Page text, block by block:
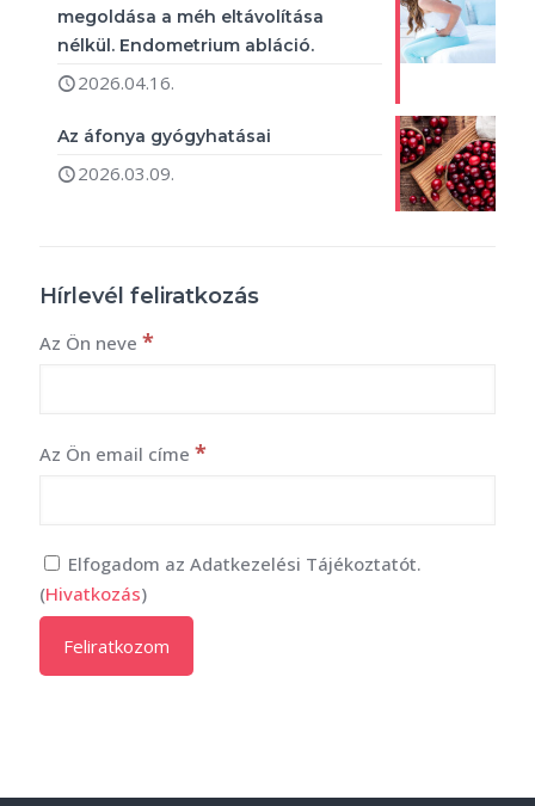
megoldása a méh eltávolítása
nélkül. Endometrium abláció.
2026.04.16.
Az áfonya gyógyhatásai
2026.03.09.
Hírlevél feliratkozás
Az Ön neve *
Az Ön email címe *
Elfogadom az Adatkezelési Tájékoztatót.
(Hivatkozás)